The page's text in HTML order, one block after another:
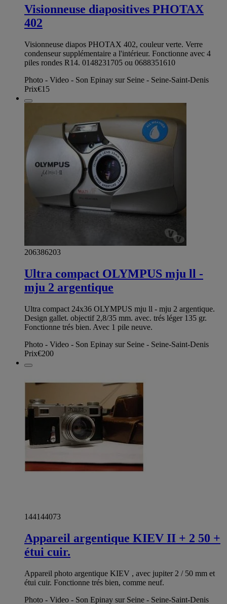
Visionneuse diapositives PHOTAX
402
Visionneuse diapos PHOTAX 402, couleur verte. Verre
condenseur supplémentaire a l'intérieur. Fonctionne avec 4
piles rondes R14. 0148231705 ou 0688351610
Photo - Video - Son Epinay sur Seine - Seine-Saint-Denis
Prix€15
206386203
Ultra compact OLYMPUS mju ll -
mju 2 argentique
Ultra compact 24x36 OLYMPUS mju ll - mju 2 argentique.
Design gallet. objectif 2,8/35 mm. avec. trés léger 135 gr.
Fonctionne trés bien. Avec 1 pile neuve.
Photo - Video - Son Epinay sur Seine - Seine-Saint-Denis
Prix€200
144144073
Appareil argentique KIEV II + 2 50 +
étui cuir.
Appareil photo argentique KIEV , avec jupiter 2 / 50 mm et
étui cuir. Fonctionne trés bien, comme neuf.
Photo - Video - Son Epinay sur Seine - Seine-Saint-Denis